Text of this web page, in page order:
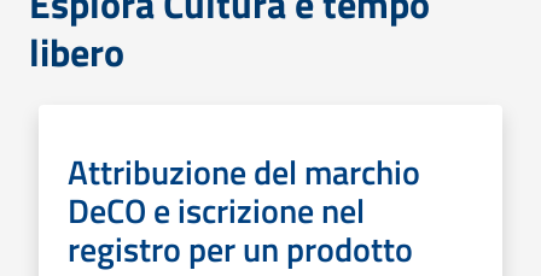
libero
Attribuzione del marchio
DeCO e iscrizione nel
registro per un prodotto